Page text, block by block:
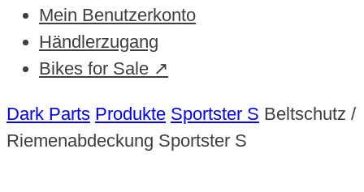
Mein Benutzerkonto
Händlerzugang
Bikes for Sale ↗
Dark Parts Produkte Sportster S Beltschutz /
Riemenabdeckung Sportster S